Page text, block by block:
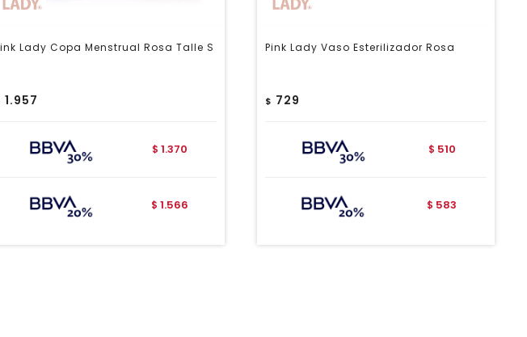
Lady Copa Menstrual Rosa Talle S
1.957
$ 1.370
$ 1.566
Pink Lady Vaso Esterilizador Rosa
$ 729
$ 510
$ 583